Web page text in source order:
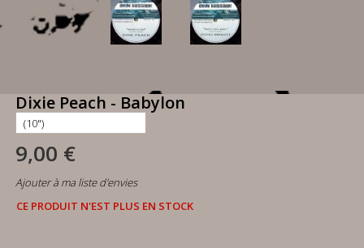
Dixie Peach - Babylon
9,00 €
Ajouter à ma liste d'envies
CE PRODUIT N'EST PLUS EN STOCK